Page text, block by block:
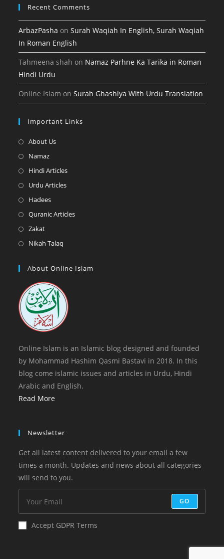
Recent Comments
ArbazPasha onSurah Waqiah In English, Surah Waqiah
In Roman English
Tahmeena shah on Namaz Parhne Ka Tarika in Roman
Hindi Urdu
Online Islam onSurah Ghashiya With Urdu Translation
Important Links
About UsOpens
a
NamazOpens
in
Hindi ArticlesOpens
Urdu ArticlesOpens
a
HadeesOpens
in
Quranic ArticlesOpens
tab
ZakatOpens
in
new
Nikah Talaq
a
tab
About Online Islam
Online Islam is an Islamic blog designed and founded
by Mohammad Hashim Qasmi Bastavi in 2018. In this
blog come islamic issues and articles in Urdu, Hindi
Arabic and English.
Read More
Newsletter
Get all latest content delivered to your email a few
times a month. Updates and news about all categories
will send to you.
GO
Accept GDPR Terms